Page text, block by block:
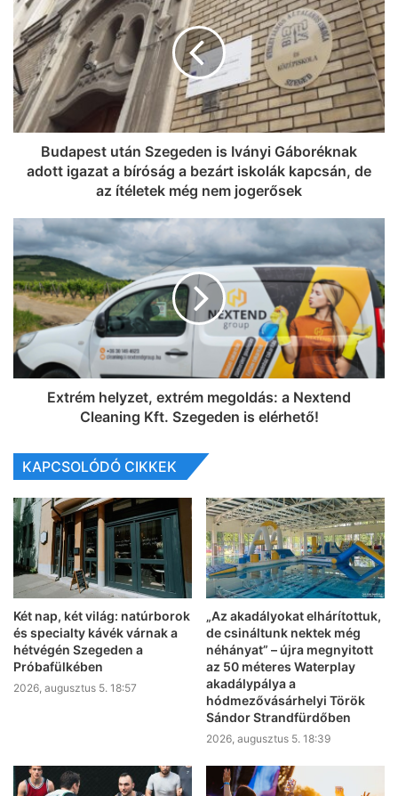
jegyet VIP-re húz fel a Coca-Cola
Szegeden!
Budapest után Szegeden is Iványi Gáboréknak
adott igazat a bíróság a bezárt iskolák kapcsán, de
az ítéletek még nem jogerősek
Extrém helyzet, extrém megoldás: a Nextend
Cleaning Kft. Szegeden is elérhető!
KAPCSOLÓDÓ CIKKEK
Két nap, két világ: natúrborok
és specialty kávék várnak a
hétvégén Szegeden a
Próbafülkében
2026, augusztus 5. 18:57
„Az akadályokat elhárítottuk,
de csináltunk nektek még
néhányat” – újra megnyitott
az 50 méteres Waterplay
akadálypálya a
hódmezővásárhelyi Török
Sándor Strandfürdőben
2026, augusztus 5. 18:39